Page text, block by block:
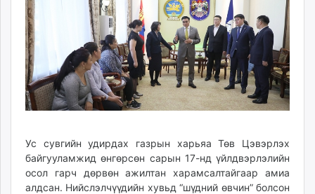
ikon.mn
mnb.mn
Livetv.mn
Eguur.mn
24tsag.mn
shuud.mn
zarig.mn
today.mn
zuv.mn
Ус сувгийн удирдах газрын харьяа Төв Цэвэрлэх
байгууламжид өнгөрсөн сарын 17-нд үйлдвэрлэлийн
осол гарч дөрвөн ажилтан харамсалтайгаар амиа
алдсан. Нийслэлчүүдийн хувьд “шүдний өвчин” болсон